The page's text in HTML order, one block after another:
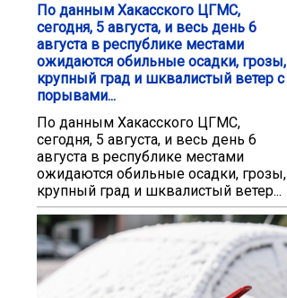
По данным Хакасского ЦГМС,
сегодня, 5 августа, и весь день 6
августа в республике местами
ожидаются обильные осадки, грозы,
крупный град и шквалистый ветер с
порывами...
По данным Хакасского ЦГМС,
сегодня, 5 августа, и весь день 6
августа в республике местами
ожидаются обильные осадки, грозы,
крупный град и шквалистый ветер...